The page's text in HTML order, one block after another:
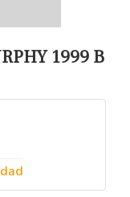
1999 B